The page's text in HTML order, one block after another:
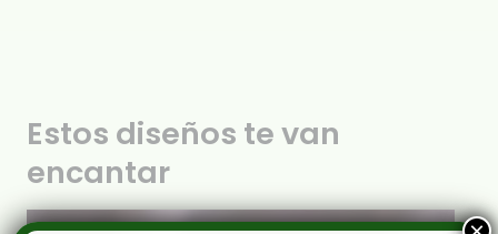
Estos diseños te van
encantar